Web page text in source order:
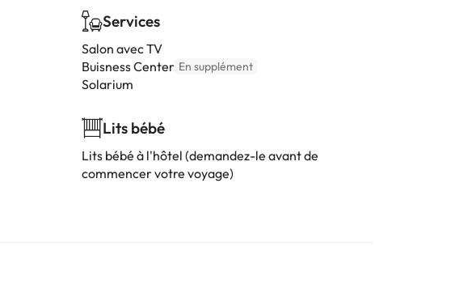
Services
Salon avec TV
Buisness Center En supplément
Solarium
Lits bébé
Lits bébé à l'hôtel (demandez-le avant de
commencer votre voyage)